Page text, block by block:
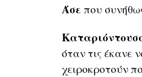
Άσε που
όταν τις έκανε
χειροκροτούν